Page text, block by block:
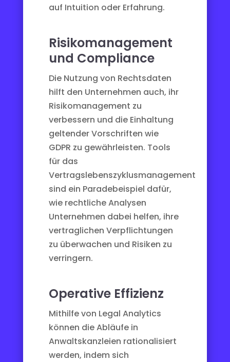
auf Intuition oder Erfahrung.
Risikomanagement
und Compliance
Die Nutzung von Rechtsdaten
hilft den Unternehmen auch, ihr
Risikomanagement zu
verbessern und die Einhaltung
geltender Vorschriften wie
GDPR zu gewährleisten. Tools
für das
Vertragslebenszyklusmanagement
sind ein Paradebeispiel dafür,
wie rechtliche Analysen
Unternehmen dabei helfen, ihre
vertraglichen Verpflichtungen
zu überwachen und Risiken zu
verringern.
Operative Effizienz
Mithilfe von Legal Analytics
können die Abläufe in
Anwaltskanzleien rationalisiert
werden, indem sich